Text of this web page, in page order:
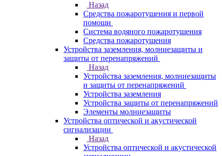
Назад
Средства пожаротушения и первой
помощи
Система водяного пожаротушения
Средства пожаротушения
Устройства заземления, молниезащиты и
защиты от перенапряжений
Назад
Устройства заземления, молниезащиты
и защиты от перенапряжений
Устройства заземления
Устройства защиты от перенапряжений
Элементы молниезащиты
Устройства оптической и акустической
сигнализации
Назад
Устройства оптической и акустической